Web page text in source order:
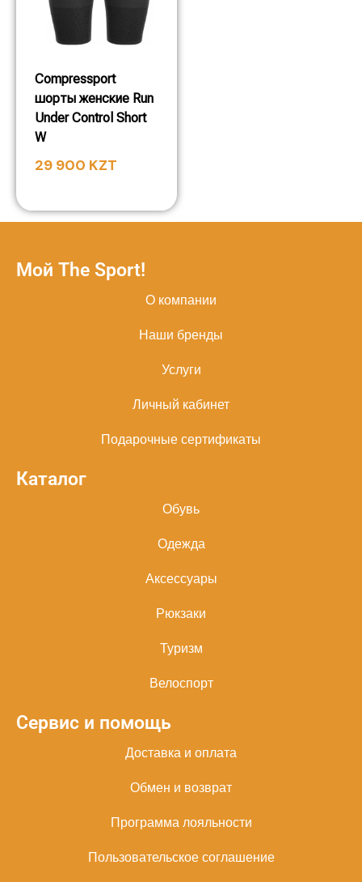
Compressport
шорты женские Run
Under Control Short
W
29 900 KZT
Мой The Sport!
О компании
Наши бренды
Услуги
Личный кабинет
Подарочные сертификаты
Каталог
Обувь
Одежда
Аксессуары
Рюкзаки
Туризм
Велоспорт
Сервис и помощь
Доставка и оплата
Обмен и возврат
Программа лояльности
Пользовательское соглашение